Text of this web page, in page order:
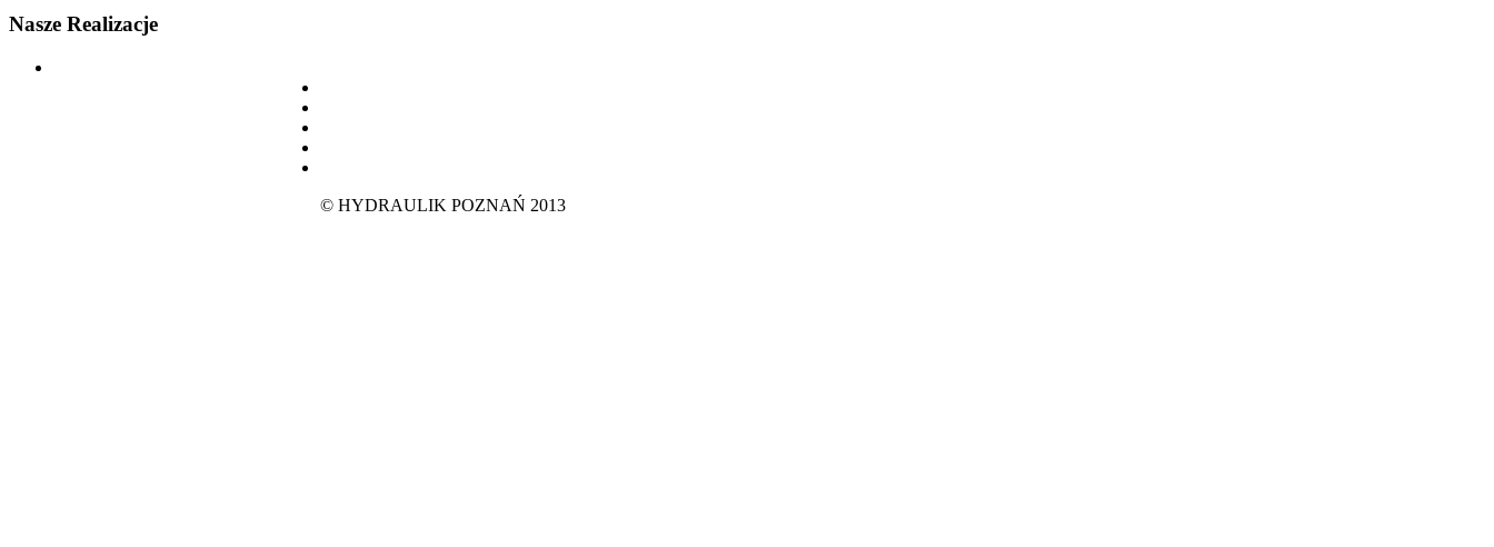
Polecamy nasze pogotowie hydrauliczne poznań, jak również pogotowie gazowe poznań, dostępne o każdej porze dnia i nocy.
Nasze Realizacje
© HYDRAULIK POZNAŃ 2013